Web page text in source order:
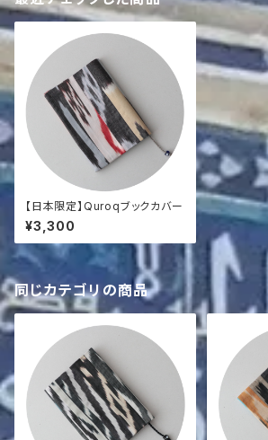
【日本限定】Quroqブックカバー
¥3,300
同じカテゴリの商品